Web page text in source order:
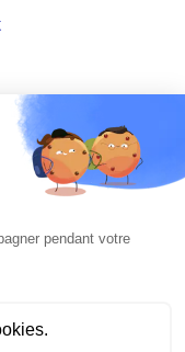
Lyon
Paris
pendant votre